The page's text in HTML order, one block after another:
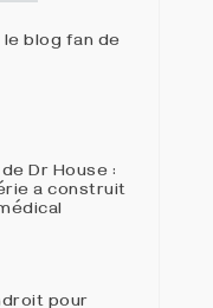
le blog fan de
Dr House :
a construit
pour